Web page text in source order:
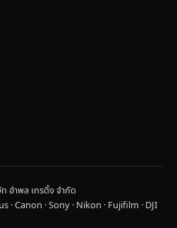
อำพล เทรดิ้ง จำกัด
· Canon · Sony · Nikon · Fujifilm · DJI